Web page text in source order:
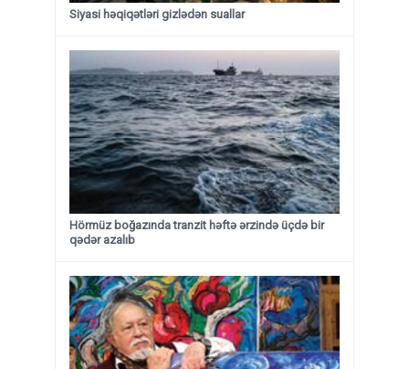
Siyasi həqiqətləri gizlədən suallar
Hörmüz boğazında tranzit həftə ərzində üçdə bir
qədər azalıb